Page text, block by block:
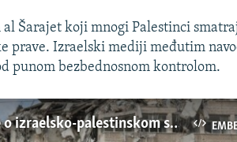
al Šarajet koji mnogi Palestinci
prave. Izraelski mediji međutim
punom bezbednosnom kontrolom.
Pet stvari koje treba da znate o izraelsko-palestinskom sukobu